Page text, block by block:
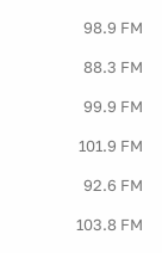
98.9 FM
88.3 FM
99.9 FM
101.9 FM
92.6 FM
103.8 FM